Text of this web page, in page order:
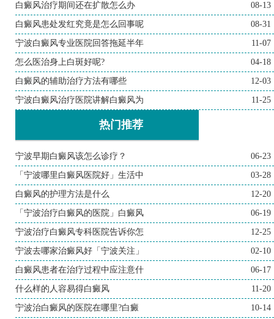
白癜风治疗期间还在扩散怎么办 08-13
白癜风患处发红究竟是怎么回事呢 08-31
宁波白癜风专业医院回答拖延半年 11-07
怎么医治身上白斑好呢? 04-18
白癜风的辅助治疗方法有哪些 12-03
宁波白癜风治疗医院讲解白癜风为 11-25
热门推荐
宁波早期白癜风该怎么诊疗？ 06-23
「宁波哪里白癜风医院好」生活中 03-28
白癜风的护理方法是什么 12-20
「宁波治疗白癜风的医院」白癜风 06-19
宁波治疗白癜风专科医院告诉你怎 12-25
宁波去哪家治癜风好「宁波关注」 02-10
白癜风患者在治疗过程中应注意什 06-17
什么样的人容易得白癜风 11-20
宁波治白癜风的医院在哪里?白癜 10-14